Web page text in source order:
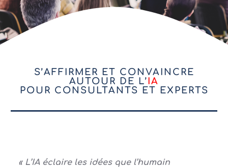
S’AFFIRMER ET CONVAINCRE
AUTOUR DE L’IA
POUR CONSULTANTS ET EXPERTS
« L’IA éclaire les idées que l’humain